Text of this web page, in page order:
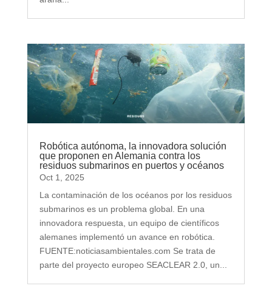
Robótica autónoma, la innovadora solución
que proponen en Alemania contra los
residuos submarinos en puertos y océanos
Oct 1, 2025
La contaminación de los océanos por los residuos
submarinos es un problema global. En una
innovadora respuesta, un equipo de científicos
alemanes implementó un avance en robótica.
FUENTE:noticiasambientales.com Se trata de
parte del proyecto europeo SEACLEAR 2.0, un...